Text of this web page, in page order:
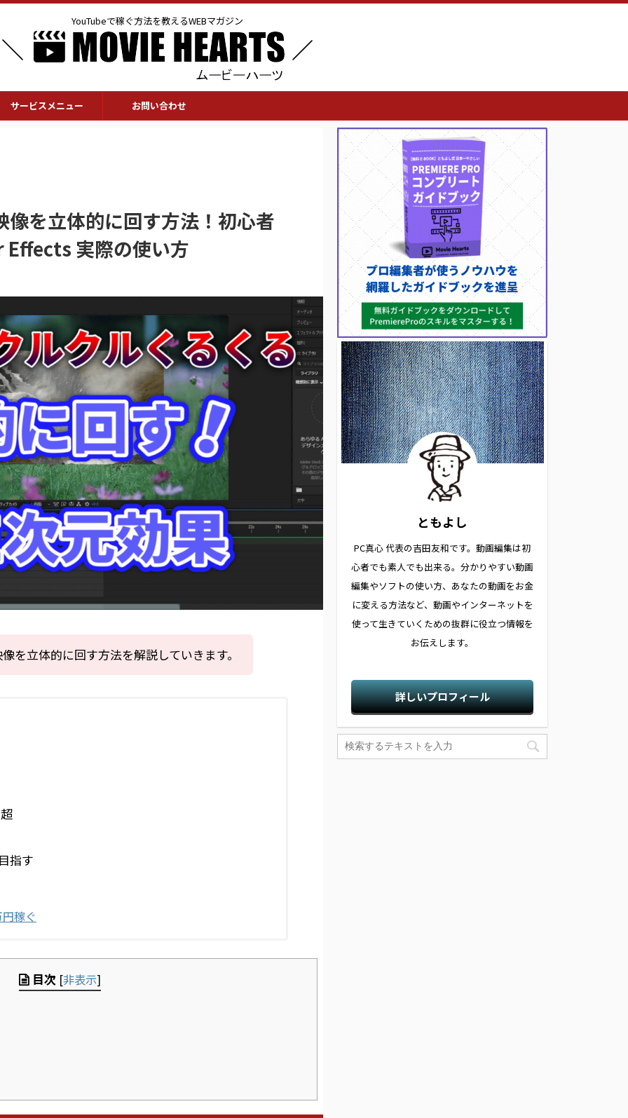
YouTubeで稼ぐ方法を教えるWEBマガジン
サービスメニュー お問い合わせ
を立体的に回す方法！初心者
実際の使い方
を立体的に回す方法を解説していきます。
指す
稼ぐ
目次 [非表示]
ともよし
PC真心 代表の吉田友和です。動画編集は初
心者でも素人でも出来る。分かりやすい動画
編集やソフトの使い方、あなたの動画をお金
に変える方法など、動画やインターネットを
使って生きていくための抜群に役立つ情報を
お伝えします。
詳しいプロフィール